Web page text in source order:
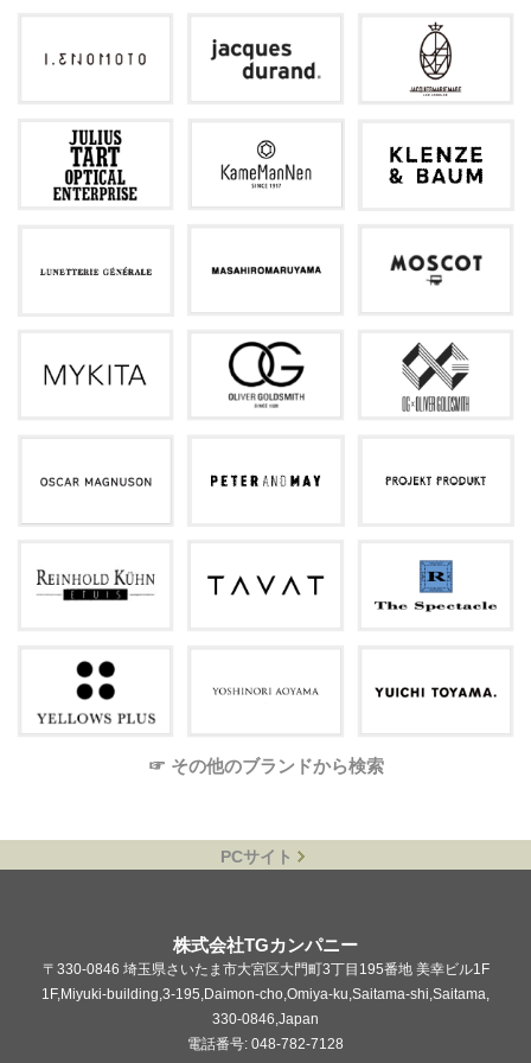
☞ その他のブランドから検索
PCサイト
株式会社TGカンパニー
〒330-0846 埼玉県さいたま市大宮区大門町3丁目195番地 美幸ビル1F
1F,Miyuki-building,3-195,Daimon-cho,Omiya-ku,Saitama-shi,Saitama,
330-0846,Japan
電話番号: 048-782-7128